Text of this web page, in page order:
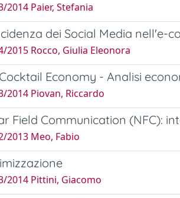
2014 Paier, Stefania
dei Social Media nell'e-
2015 Rocco, Giulia Eleonora
Economy - Analisi
2014 Piovan, Riccardo
Field Communication (NFC):
2013 Meo, Fabio
2014 Pittini, Giacomo